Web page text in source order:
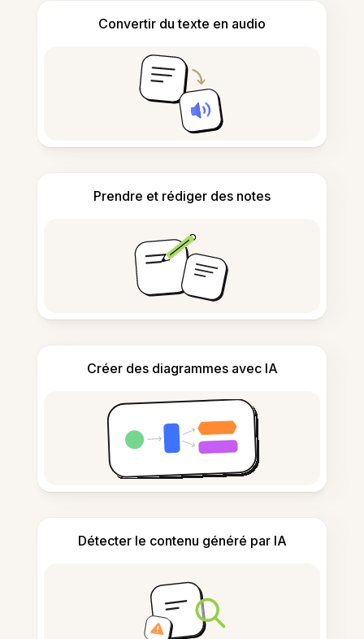
Convertir du texte en audio
Prendre et rédiger des notes
Créer des diagrammes avec IA
Détecter le contenu généré par IA